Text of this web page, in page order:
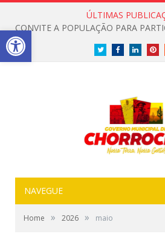
ÚLTIMAS
TwitterFacebookLinkedIn
NAVEGUE
Home » 2026 » maio
Open toolbar